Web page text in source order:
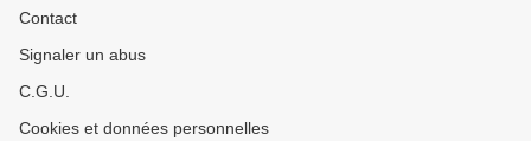
Contact
Signaler un abus
C.G.U.
Cookies et données personnelles